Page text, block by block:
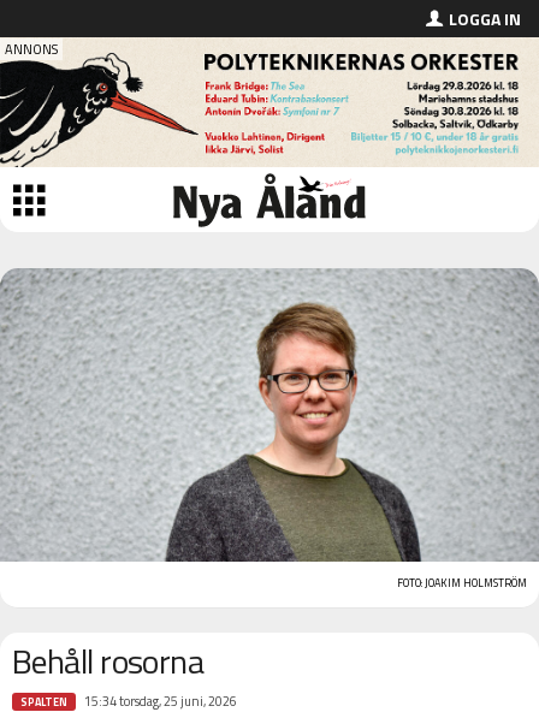
LOGGA IN
FOTO: JOAKIM HOLMSTRÖM
Behåll rosorna
SPALTEN 15:34 torsdag, 25 juni, 2026